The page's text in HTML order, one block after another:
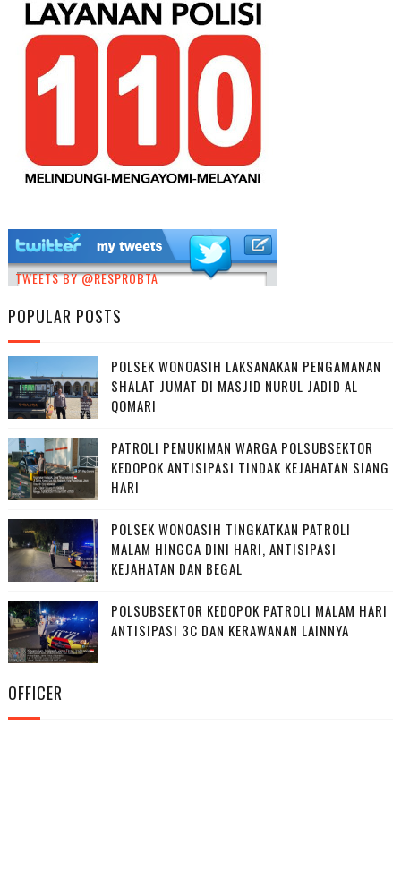
TWEETS BY @RESPROBTA
POPULAR POSTS
POLSEK WONOASIH LAKSANAKAN PENGAMANAN
SHALAT JUMAT DI MASJID NURUL JADID AL
QOMARI
PATROLI PEMUKIMAN WARGA POLSUBSEKTOR
KEDOPOK ANTISIPASI TINDAK KEJAHATAN SIANG
HARI
POLSEK WONOASIH TINGKATKAN PATROLI
MALAM HINGGA DINI HARI, ANTISIPASI
KEJAHATAN DAN BEGAL
POLSUBSEKTOR KEDOPOK PATROLI MALAM HARI
ANTISIPASI 3C DAN KERAWANAN LAINNYA
OFFICER